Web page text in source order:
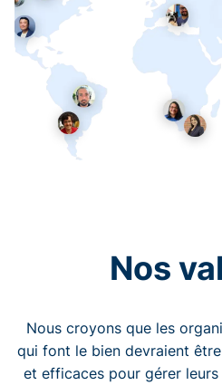
Nos
Nous croyons que les
qui font le bien devraient
et efficaces pour gérer